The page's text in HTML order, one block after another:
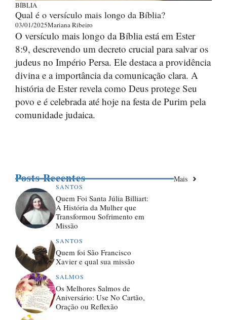
BÍBLIA
Qual é o versículo mais longo da Bíblia?
03/01/2025Mariana Ribeiro
O versículo mais longo da Bíblia está em Ester
8:9, descrevendo um decreto crucial para salvar os
judeus no Império Persa. Ele destaca a providência
divina e a importância da comunicação clara. A
história de Ester revela como Deus protege Seu
povo e é celebrada até hoje na festa de Purim pela
comunidade judaica.
Posts Recentes Mais
SANTOS
Quem Foi Santa Júlia Billiart:
A História da Mulher que
Transformou Sofrimento em
Missão
SANTOS
Quem foi São Francisco
Xavier e qual sua missão
SALMOS
Os Melhores Salmos de
Aniversário: Use No Cartão,
Oração ou Reflexão